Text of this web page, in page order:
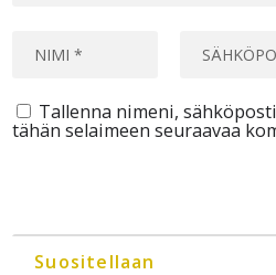
Tallenna nimeni,
tähän selaimeen seuraavaa
Suositellaan